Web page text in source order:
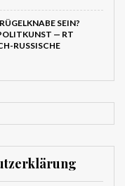
SEIN?
— RT
RUSSISCHE